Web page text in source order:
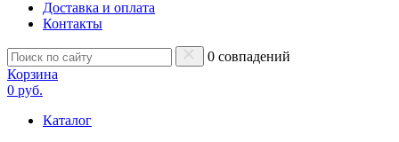
Доставка и оплата
Контакты
0 совпадений
Корзина
0 руб.
Каталог